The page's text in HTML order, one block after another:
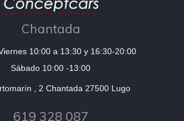
Chantada
10:00 a 13:30 y 16:30-20:00
Sábado 10:00 -13:00
, 2 Chantada 27500 Lugo
619 328 087